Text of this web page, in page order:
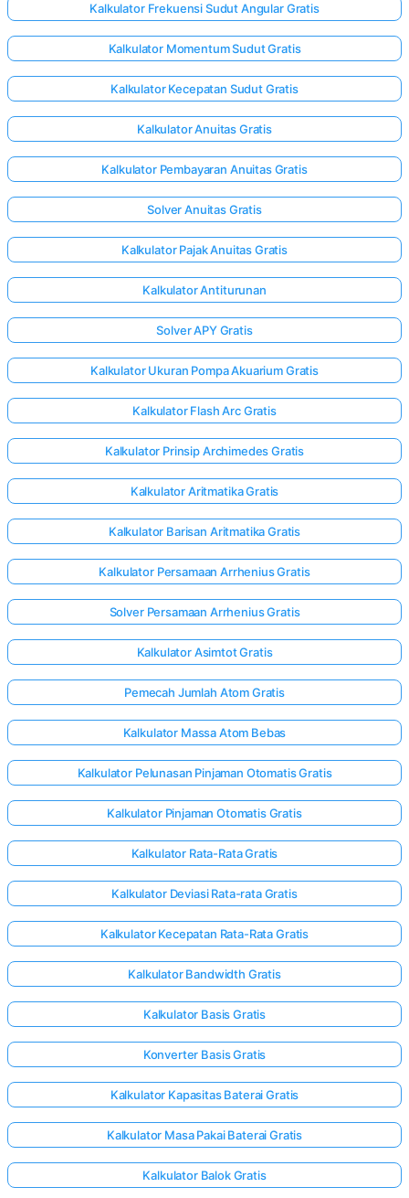
Kalkulator Frekuensi Sudut Angular Gratis
Kalkulator Momentum Sudut Gratis
Kalkulator Kecepatan Sudut Gratis
Kalkulator Anuitas Gratis
Kalkulator Pembayaran Anuitas Gratis
Solver Anuitas Gratis
Kalkulator Pajak Anuitas Gratis
Kalkulator Antiturunan
Solver APY Gratis
Kalkulator Ukuran Pompa Akuarium Gratis
Kalkulator Flash Arc Gratis
Kalkulator Prinsip Archimedes Gratis
Kalkulator Aritmatika Gratis
Kalkulator Barisan Aritmatika Gratis
Kalkulator Persamaan Arrhenius Gratis
Solver Persamaan Arrhenius Gratis
Kalkulator Asimtot Gratis
Pemecah Jumlah Atom Gratis
Kalkulator Massa Atom Bebas
Kalkulator Pelunasan Pinjaman Otomatis Gratis
Kalkulator Pinjaman Otomatis Gratis
Kalkulator Rata-Rata Gratis
Kalkulator Deviasi Rata-rata Gratis
Kalkulator Kecepatan Rata-Rata Gratis
Kalkulator Bandwidth Gratis
Kalkulator Basis Gratis
Konverter Basis Gratis
Kalkulator Kapasitas Baterai Gratis
Kalkulator Masa Pakai Baterai Gratis
Kalkulator Balok Gratis